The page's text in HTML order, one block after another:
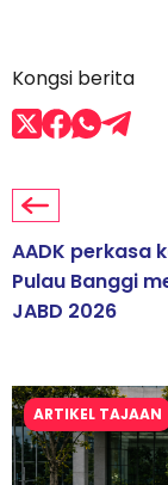
Kongsi berita
AADK perkasa
Pulau Banggi
JABD 2026
ARTIKEL TAJAAN